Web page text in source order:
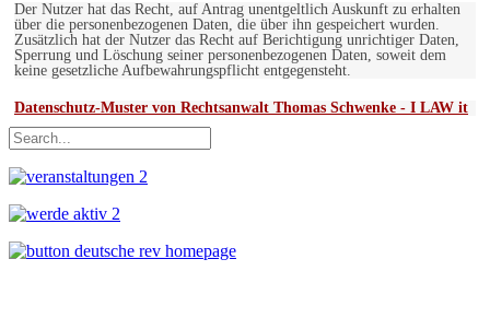
Der Nutzer hat das Recht, auf Antrag unentgeltlich Auskunft zu erhalten
über die personenbezogenen Daten, die über ihn gespeichert wurden.
Zusätzlich hat der Nutzer das Recht auf Berichtigung unrichtiger Daten,
Sperrung und Löschung seiner personenbezogenen Daten, soweit dem
keine gesetzliche Aufbewahrungspflicht entgegensteht.
Datenschutz-Muster von Rechtsanwalt Thomas Schwenke - I LAW it